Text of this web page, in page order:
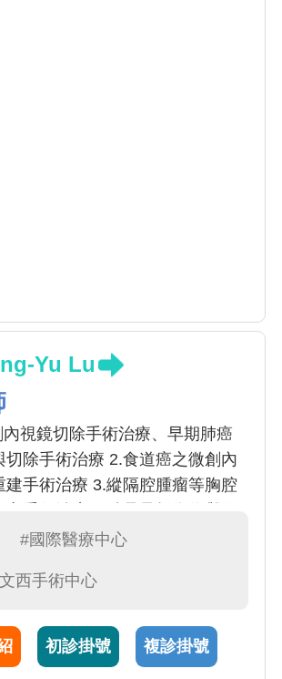
Yu Lu
視鏡切除手術治療、早期肺癌
切除手術治療 2.食道癌之微創內
建手術治療 3.縱隔腔腫瘤等胸腔
處置 5.自發性氣胸手術、膿胸清
道憩室、氣切造口等胸部疾病之
#國際醫療中心
西手術中心
初診掛號 複診掛號